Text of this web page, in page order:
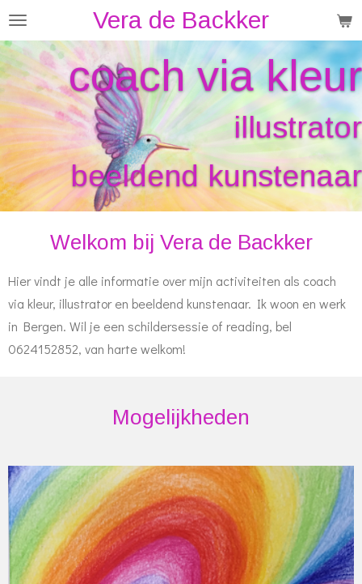
Ga
direct
naar
de
hoofdinhoud
Vera de Backker
coach via kleur
illustrator
beeldend kunstenaar
Welkom bij Vera de Backker
Hier vindt je alle informatie over mijn activiteiten als coach
via kleur, illustrator en beeldend kunstenaar. Ik woon en werk
in Bergen. Wil je een schildersessie of reading, bel
0624152852, van harte welkom!
Mogelijkheden